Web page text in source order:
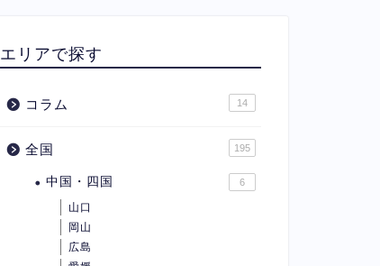
エリアで探す
コラム 14
全国 195
中国・四国 6
山口
岡山
広島